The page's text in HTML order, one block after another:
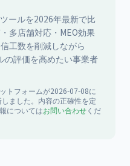
ールを2026年最新で比
多店舗対応・MEO効果
工数を削減しながら
評価を高めたい事業者
トフォームが2026-07-08に
しました。内容の正確性を定
についてはお問い合わせくだ